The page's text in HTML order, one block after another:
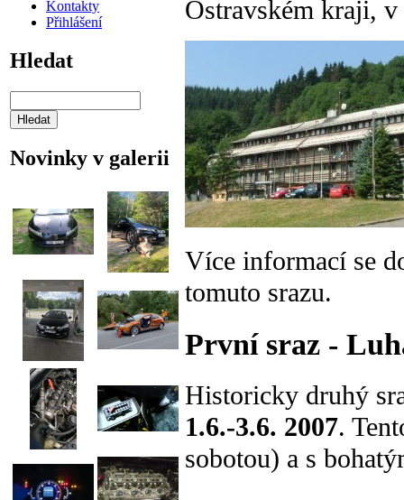
Kontakty
Přihlášení
Hledat
Novinky v galerii
Ostravském kraji,
Více informací se
tomuto srazu.
První sraz -
Historicky druhý
1.6.-3.6. 2007.
sobotou) a s